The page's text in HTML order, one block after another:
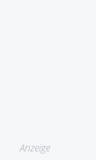
Anzeige